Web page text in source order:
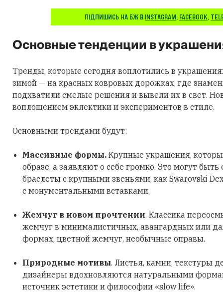
ПІДПИШИСЬ НА БЖ В INSTAGRAM, FACEBOOK,
Основные тенденции в
Тренды, которые сегодня воплотились в
зимой — на красных ковровых дорожках, где
подхватили смелые решения и вывели их в свет.
воплощением эклектики и экспериментов в стиле.
Основными трендами будут:
Массивные формы. Крупные украшения,
образе, а заявляют о себе громко. Это могут быть
браслеты с крупными звеньями, как Swarovski
с монументальными вставками.
Жемчуг в новом прочтении. Классика
жемчуг в минималистичных, авангардных или
формах, цветной жемчуг, необычные оправы.
Природные мотивы. Листья, камни, текстуры
дизайнеры вдохновляются натуральными
источник эстетики и философии «slow life».